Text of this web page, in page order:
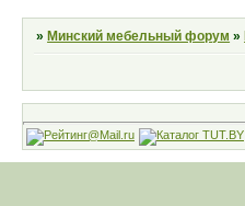
» Минский мебельный форум »